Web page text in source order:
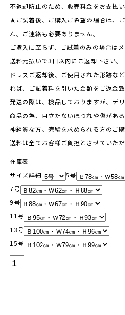
不返却防止のため、販売料金をお支払い
★ご試着後、ご購入ご希望の場合は、
ん。ご連絡も必要ありません。
ご購入に至らず、ご試着のみの場合は
送料元払いで3日以内にご返却下さい。
ドレスご返却後、ご使用された形跡な
れば、ご試着料を引いた金額をご返金致
発送の際は、検品しておりますが、デ
商品の為、目立たないほつれや傷がある
神経質な方、完璧を求められる方のご購
送料は全てお客様ご負担とさせていただ
在庫表
サイズ詳細
5号
7号
9号
11号
13号
15号